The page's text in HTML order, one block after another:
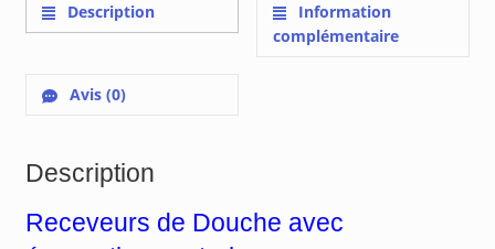
Description
Information
complémentaire
Avis (0)
Description
Receveurs de Douche avec